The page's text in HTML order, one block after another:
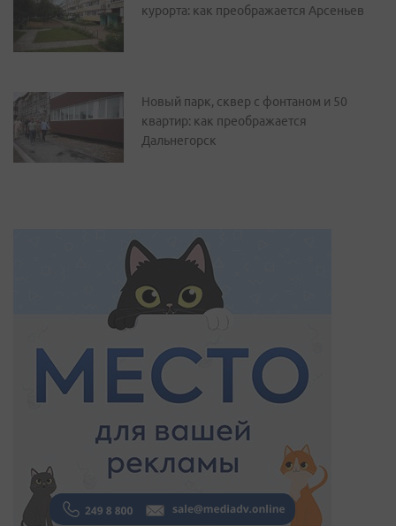
курорта: как преображается Арсеньев
Новый парк, сквер с фонтаном и 50
квартир: как преображается
Дальнегорск